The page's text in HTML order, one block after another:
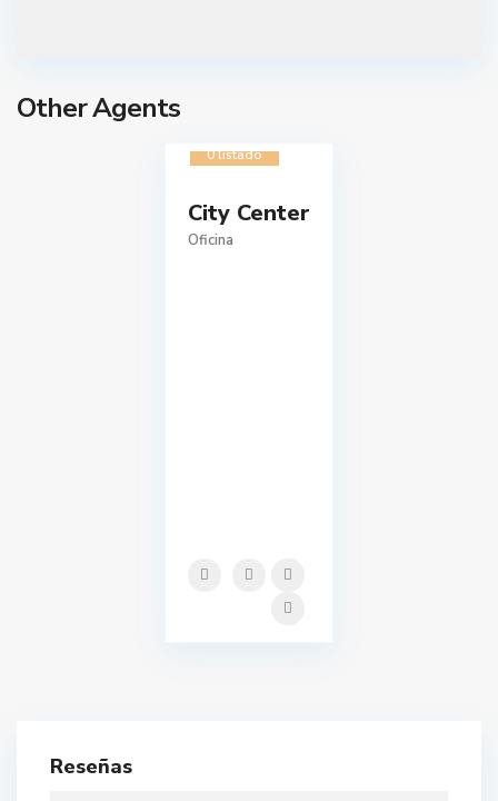
Other Agents
0 listado
City Center
Oficina
Reseñas